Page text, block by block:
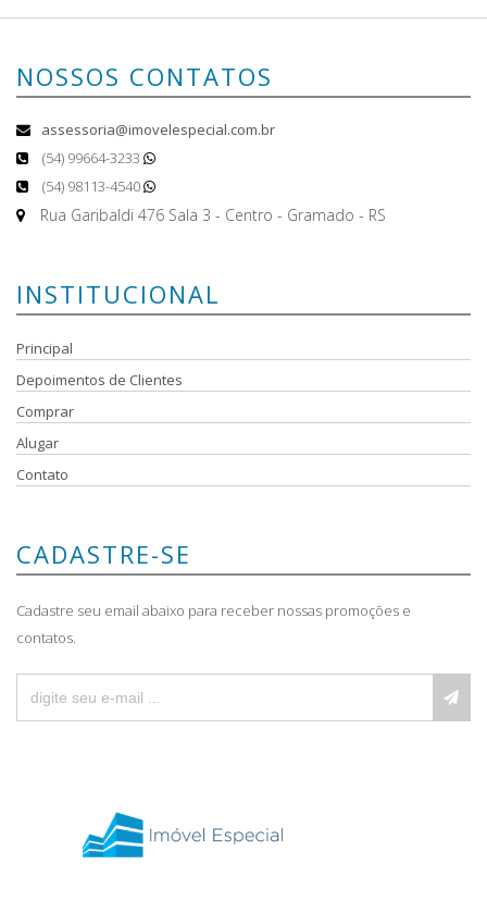
NOSSOS CONTATOS
assessoria@imovelespecial.com.br
(54) 99664-3233
(54) 98113-4540
Rua Garibaldi 476 Sala 3 - Centro - Gramado - RS
INSTITUCIONAL
Principal
Depoimentos de Clientes
Comprar
Alugar
Contato
CADASTRE-SE
Cadastre seu email abaixo para receber nossas promoções e
contatos.